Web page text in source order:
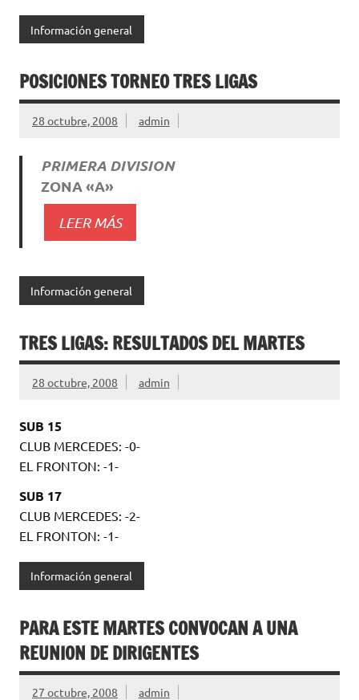
Información general
POSICIONES TORNEO TRES LIGAS
28 octubre, 2008 admin
PRIMERA DIVISION
ZONA «A»
LEER MÁS
Información general
TRES LIGAS: RESULTADOS DEL MARTES
28 octubre, 2008 admin
SUB 15
CLUB MERCEDES: -0-
EL FRONTON: -1-
SUB 17
CLUB MERCEDES: -2-
EL FRONTON: -1-
Información general
PARA ESTE MARTES CONVOCAN A UNA
REUNION DE DIRIGENTES
27 octubre, 2008 admin